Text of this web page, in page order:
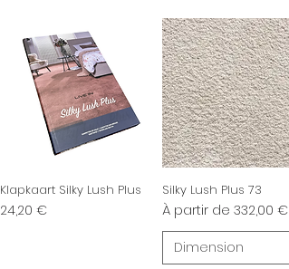
Klapkaart Silky Lush Plus
Prix
24,20 €
Silky Lush Plus 73
À partir de332,00 €
Prix promotionnel
Dimension